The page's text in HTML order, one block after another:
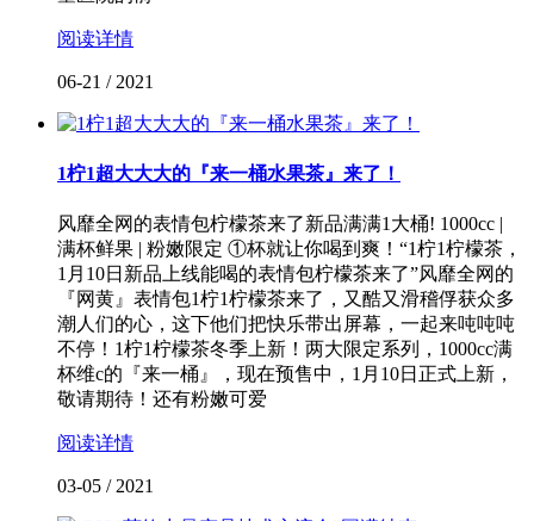
阅读详情
06-21 / 2021
1柠1超大大大的『来一桶水果茶』来了！
风靡全网的表情包柠檬茶来了新品满满1大桶! 1000cc |
满杯鲜果 | 粉嫩限定 ①杯就让你喝到爽！“1柠1柠檬茶，
1月10日新品上线能喝的表情包柠檬茶来了”风靡全网的
『网黄』表情包1柠1柠檬茶来了，又酷又滑稽俘获众多
潮人们的心，这下他们把快乐带出屏幕，一起来吨吨吨
不停！1柠1柠檬茶冬季上新！两大限定系列，1000cc满
杯维c的『来一桶』，现在预售中，1月10日正式上新，
敬请期待！还有粉嫩可爱
阅读详情
03-05 / 2021